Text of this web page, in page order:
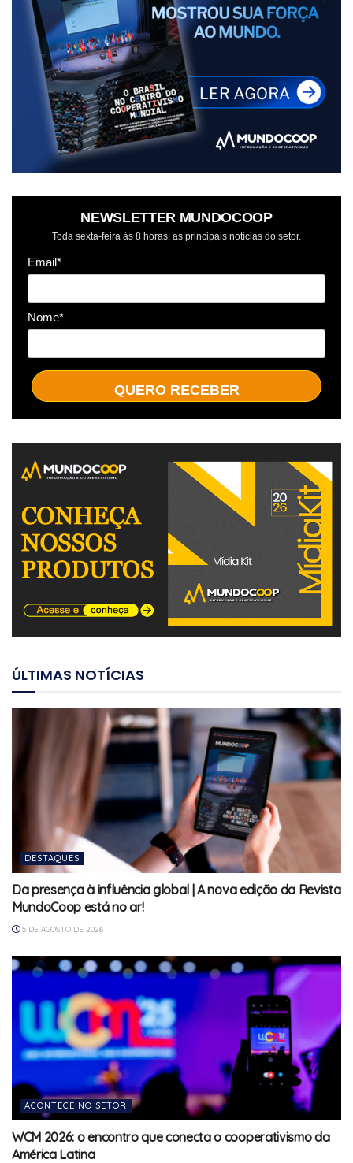
NEWSLETTER MUNDOCOOP
Toda sexta-feira às 8 horas, as principais notícias do setor.
Email*
Nome*
QUERO RECEBER
ÚLTIMAS NOTÍCIAS
DESTAQUES
Da presença à influência global | A nova edição da Revista
MundoCoop está no ar!
5 DE AGOSTO DE 2026
ACONTECE NO SETOR
WCM 2026: o encontro que conecta o cooperativismo da
América Latina